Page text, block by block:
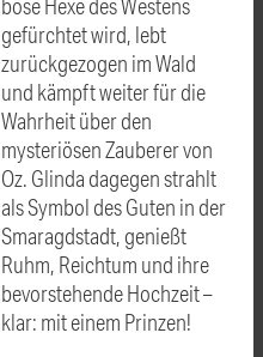
gefürchtet wird, lebt
zurückgezogen im Wald
und kämpft weiter für die
Wahrheit über den
mysteriösen Zauberer von
Oz. Glinda dagegen strahlt
als Symbol des Guten in der
Smaragdstadt, genießt
Ruhm, Reichtum und ihre
bevorstehende Hochzeit –
klar: mit einem Prinzen!